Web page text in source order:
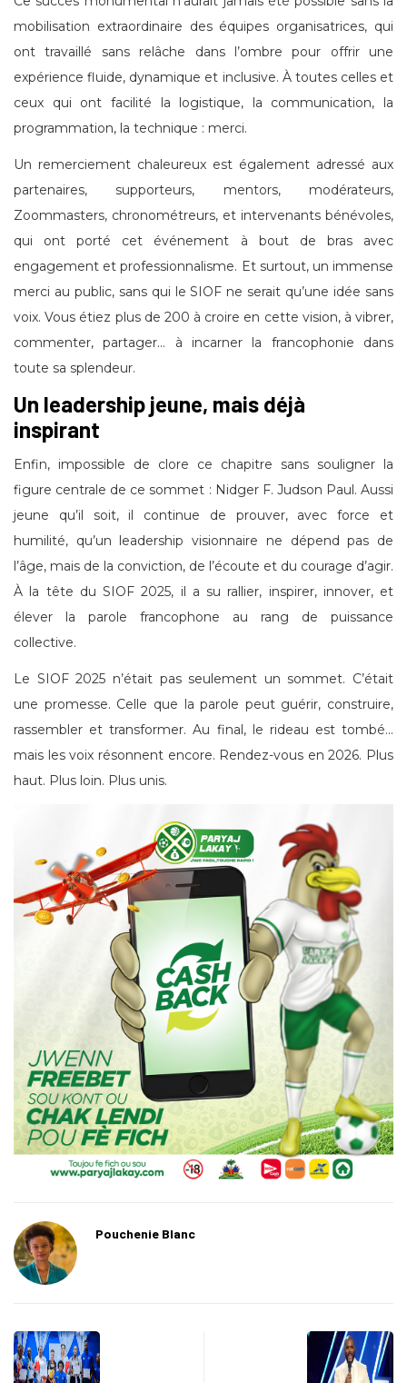
mobilisation extraordinaire des équipes organisatrices, qui
ont travaillé sans relâche dans l’ombre pour offrir une
expérience fluide, dynamique et inclusive. À toutes celles et
ceux qui ont facilité la logistique, la communication, la
programmation, la technique : merci.
Un remerciement chaleureux est également adressé aux
partenaires, supporteurs, mentors, modérateurs,
Zoommasters, chronométreurs, et intervenants bénévoles,
qui ont porté cet événement à bout de bras avec
engagement et professionnalisme. Et surtout, un immense
merci au public, sans qui le SIOF ne serait qu’une idée sans
voix. Vous étiez plus de 200 à croire en cette vision, à vibrer,
commenter, partager… à incarner la francophonie dans
toute sa splendeur.
Un leadership jeune, mais déjà
inspirant
Enfin, impossible de clore ce chapitre sans souligner la
figure centrale de ce sommet : Nidger F. Judson Paul. Aussi
jeune qu’il soit, il continue de prouver, avec force et
humilité, qu’un leadership visionnaire ne dépend pas de
l’âge, mais de la conviction, de l’écoute et du courage d’agir.
À la tête du SIOF 2025, il a su rallier, inspirer, innover, et
élever la parole francophone au rang de puissance
collective.
Le SIOF 2025 n’était pas seulement un sommet. C’était
une promesse. Celle que la parole peut guérir, construire,
rassembler et transformer. Au final, le rideau est tombé…
mais les voix résonnent encore. Rendez-vous en 2026. Plus
haut. Plus loin. Plus unis.
Pouchenie Blanc